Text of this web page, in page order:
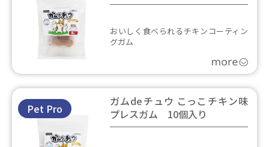
おいしく食べられるチキンコーティン
グガム
Pet Pro
ガムdeチュウ こっこチキン味
プレスガム 10個入り